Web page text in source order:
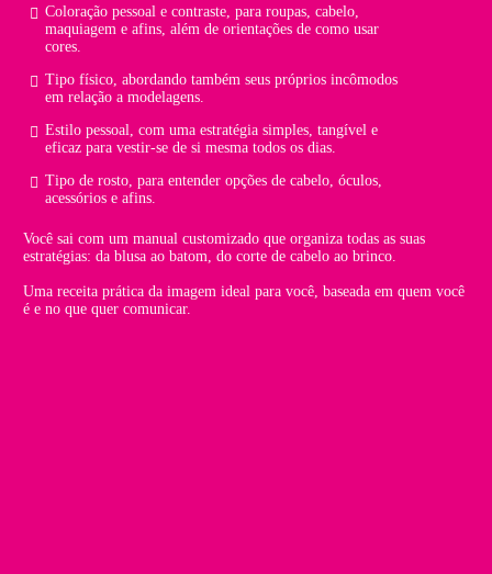
Coloração pessoal e contraste, para roupas, cabelo,
maquiagem e afins, além de orientações de como usar
cores.
Tipo físico, abordando também seus próprios incômodos
em relação a modelagens.
Estilo pessoal, com uma estratégia simples, tangível e
eficaz para vestir-se de si mesma todos os dias.
Tipo de rosto, para entender opções de cabelo, óculos,
acessórios e afins.
Você sai com um manual customizado que organiza todas as suas
estratégias: da blusa ao batom, do corte de cabelo ao brinco.
Uma receita prática da imagem ideal para você, baseada em quem você
é e no que quer comunicar.